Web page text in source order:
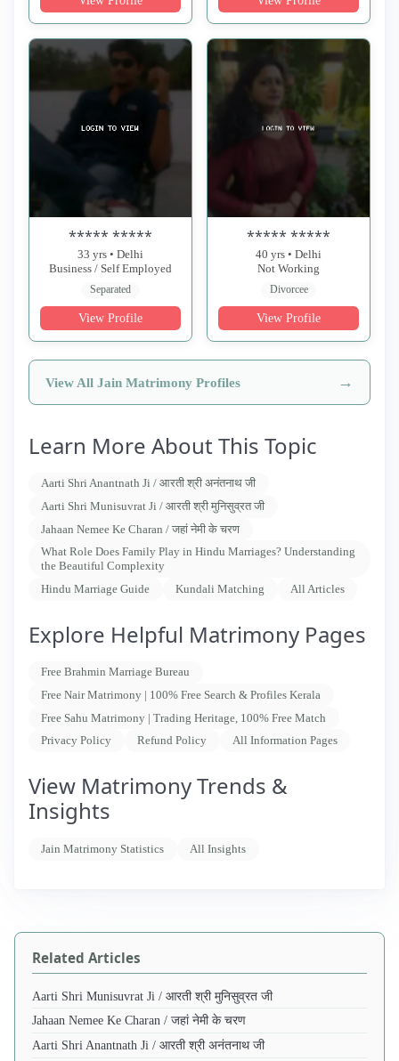
***** *****
33 yrs • Delhi
Business / Self Employed
Separated
View Profile
***** *****
40 yrs • Delhi
Not Working
Divorcee
View Profile
View All Jain Matrimony Profiles →
Learn More About This Topic
Aarti Shri Anantnath Ji / आरती श्री अनंतनाथ जी
Aarti Shri Munisuvrat Ji / आरती श्री मुनिसुव्रत जी
Jahaan Nemee Ke Charan / जहां नेमी के चरण
What Role Does Family Play in Hindu Marriages? Understanding
the Beautiful Complexity
Hindu Marriage Guide
Kundali Matching All Articles
Explore Helpful Matrimony Pages
Free Brahmin Marriage Bureau
Free Nair Matrimony | 100% Free Search & Profiles Kerala
Free Sahu Matrimony | Trading Heritage, 100% Free Match
Privacy Policy
Refund Policy All Information Pages
View Matrimony Trends &
Insights
Jain Matrimony Statistics All Insights
Related Articles
Aarti Shri Munisuvrat Ji / आरती श्री मुनिसुव्रत जी
Jahaan Nemee Ke Charan / जहां नेमी के चरण
Aarti Shri Anantnath Ji / आरती श्री अनंतनाथ जी